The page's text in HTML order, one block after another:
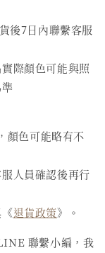
後7日內聯繫客服
際顏色可能與照
顏色可能略有不
人員確認後再行
退貨政策》。
聯繫小編，我